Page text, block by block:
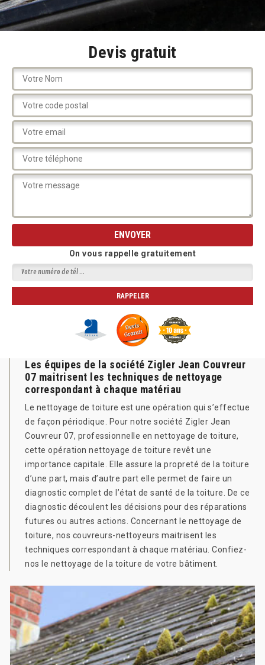
Devis gratuit
On vous rappelle gratuitement
Les équipes de la société Zigler Jean Couvreur
07 maitrisent les techniques de nettoyage
correspondant à chaque matériau
Le nettoyage de toiture est une opération qui s’effectue
de façon périodique. Pour notre société Zigler Jean
Couvreur 07, professionnelle en nettoyage de toiture,
cette opération nettoyage de toiture revêt une
importance capitale. Elle assure la propreté de la toiture
d’une part, mais d’autre part elle permet de faire un
diagnostic complet de l’état de santé de la toiture. De ce
diagnostic découlent les décisions pour des réparations
futures ou autres actions. Concernant le nettoyage de
toiture, nos couvreurs-nettoyeurs maitrisent les
techniques correspondant à chaque matériau. Confiez-
nos le nettoyage de la toiture de votre bâtiment.